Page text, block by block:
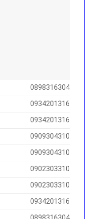
0898316304
0934201316
0934201316
0909304310
0909304310
0902303310
0902303310
0934201316